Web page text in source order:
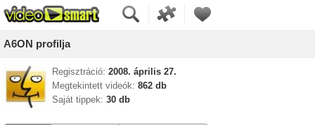
A6ON profilja
Regisztráció: 2008. április 27.
Megtekintett videók: 862 db
Saját tippek: 30 db